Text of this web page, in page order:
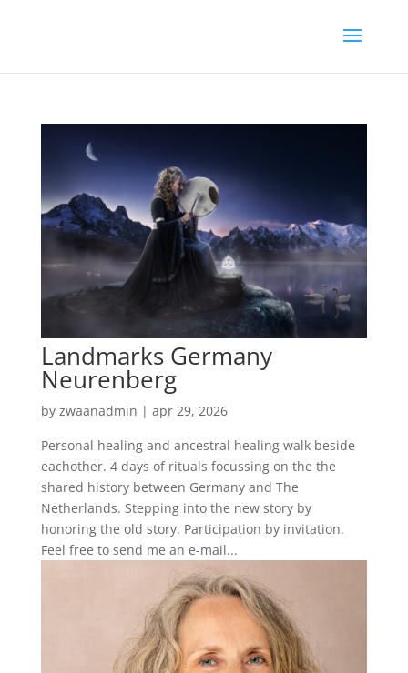
Landmarks Germany
Neurenberg
by zwaanadmin | apr 29, 2026
Personal healing and ancestral healing walk beside
eachother. 4 days of rituals focussing on the the
shared history between Germany and The
Netherlands. Stepping into the new story by
honoring the old story. Participation by invitation.
Feel free to send me an e-mail...